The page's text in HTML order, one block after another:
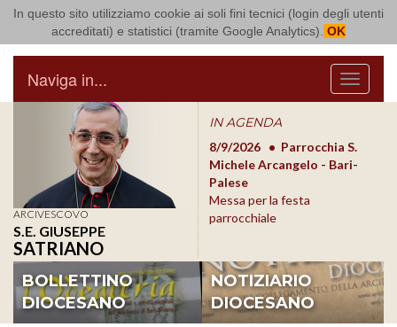
In questo sito utilizziamo cookie ai soli fini tecnici (login degli utenti
accreditati) e statistici (tramite Google Analytics). OK
Arcidiocesi di Bari Bitonto
Menu
Naviga in...
ARCIVESCOVO
S.E. GIUSEPPE
SATRIANO
IN AGENDA
8/17/2026
Conversano
Conferenza Episcopale
Pugliese
8/9/2026
Parrocchia S.
Michele Arcangelo - Bari-
Palese
Messa per la festa
parrocchiale
BOLLETTINO
DIOCESANO
NOTIZIARIO
DIOCESANO